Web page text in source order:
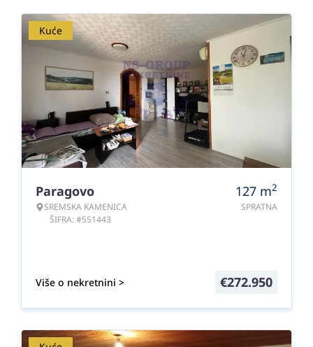
Kuće
Paragovo
SREMSKA KAMENICA
ŠIFRA: #551443
127 m2
SPRATNA
Više o nekretnini > €272.950